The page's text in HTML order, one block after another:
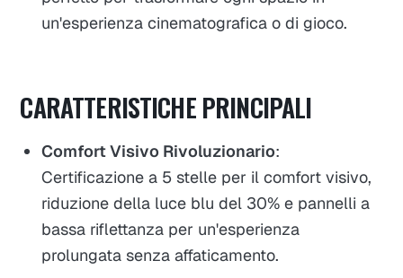
un'esperienza cinematografica o di gioco.
CARATTERISTICHE PRINCIPALI
Comfort Visivo Rivoluzionario:
Certificazione a 5 stelle per il comfort visivo,
riduzione della luce blu del 30% e pannelli a
bassa riflettanza per un'esperienza
prolungata senza affaticamento.